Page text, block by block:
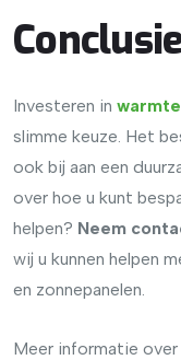
Conclusie
Investeren in
slimme keuze. Het
ook bij aan een
over hoe u kunt
helpen? Neem
wij u kunnen helpen
en zonnepanelen.
Meer informatie over